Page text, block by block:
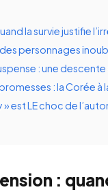
la survie justifie
personnages
: une descente
: la Corée à
est LE choc de
: